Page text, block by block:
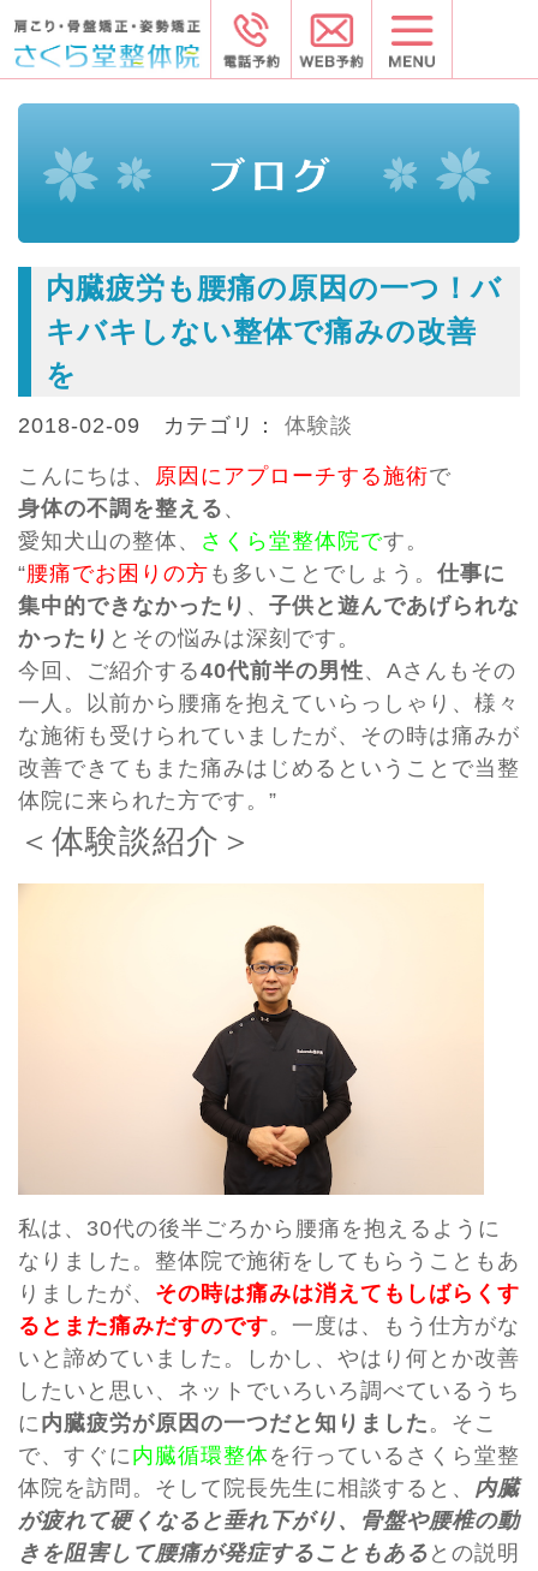
内臓疲労も腰痛の原因の一つ！バ
キバキしない整体で痛みの改善
を
2018-02-09 カテゴリ： 体験談
こんにちは、 原因にアプローチする施術で
身体の不調を整える 、
愛知犬山の整体、 さくら堂整体院です。
“腰痛でお困りの方 も多いことでしょう。 仕事に
集中的できなかったり 、 子供と遊んであげられな
かったり とその悩みは深刻です。
今回、ご紹介する40代前半の男性、Aさんもその
一人。以前から腰痛を抱えていらっしゃり、様々
な施術も受けられていましたが、その時は痛みが
改善できてもまた痛みはじめるということで当整
体院に来られた方です。”
＜体験談紹介＞
私は、30代の後半ごろから腰痛を抱えるように
なりました。整体院で施術をしてもらうこともあ
りましたが、 その時は痛みは消えてもしばらくす
るとまた痛みだすのです。一度は、もう仕方がな
いと諦めていました。しかし、やはり何とか改善
したいと思い、ネットでいろいろ調べているうち
に 内臓疲労が原因の一つだと知りました 。そこ
で、すぐに 内臓循環整体を行っているさくら堂整
体院を訪問。そして院長先生に相談すると、 内臓
が疲れて硬くなると垂れ下がり、骨盤や腰椎の動
きを阻害して腰痛が発症することもある との説明